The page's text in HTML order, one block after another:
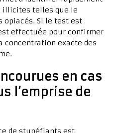
illicites telles que le
opiacés. Si le test est
effectuée pour confirmer
concentration exacte des
en cas
l’emprise de